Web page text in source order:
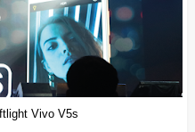
Vivo V5s